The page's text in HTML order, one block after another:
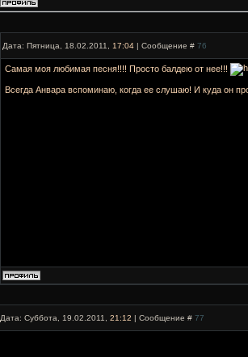
Дата: Пятница, 18.02.2011, 17:04 | Сообщение # 76
Самая моя любимая песня!!!! Просто балдею от нее!!!
Всегда Анвара вспоминаю, когда ее слушаю! И куда он
Дата: Суббота, 19.02.2011, 21:12 | Сообщение # 77